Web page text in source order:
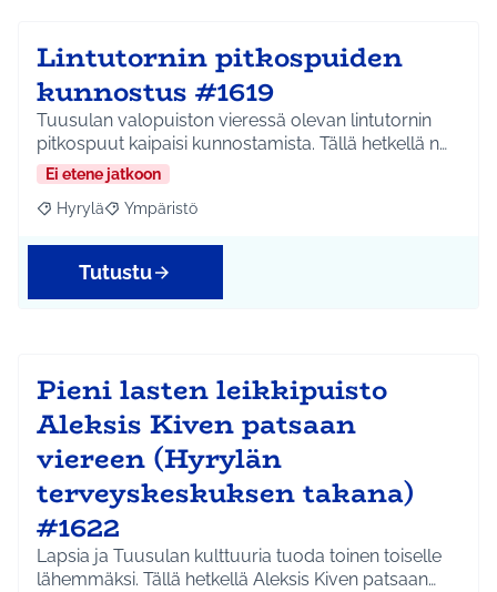
Lintutornin pitkospuiden
kunnostus #1619
Tuusulan valopuiston vieressä olevan lintutornin
pitkospuut kaipaisi kunnostamista. Tällä hetkellä n…
Ei etene jatkoon
Rajaa tulokset aihepiirin mukaan: Hyrylä
Hyrylä Rajaa tulokset teeman mukaan: Ympäristö
Ympäristö
Tutustu
Pieni lasten leikkipuisto
Aleksis Kiven patsaan
viereen (Hyrylän
terveyskeskuksen takana)
#1622
Lapsia ja Tuusulan kulttuuria tuoda toinen toiselle
lähemmäksi. Tällä hetkellä Aleksis Kiven patsaan…